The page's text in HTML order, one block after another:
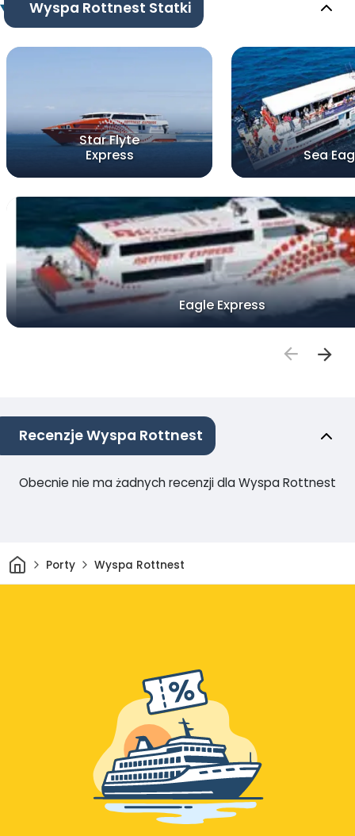
Wyspa Rottnest Statki
Star Flyte
Express
Sea
Eagle Express
Recenzje Wyspa Rottnest
Obecnie nie ma żadnych recenzji dla Wyspa Rottnest
DomPorty Wyspa Rottnest